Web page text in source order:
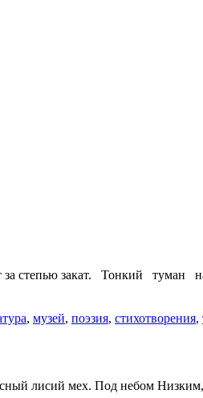
за степью закат. Тонкий
, музей, поэзия, стихотворения,
лисий мех. Под небом